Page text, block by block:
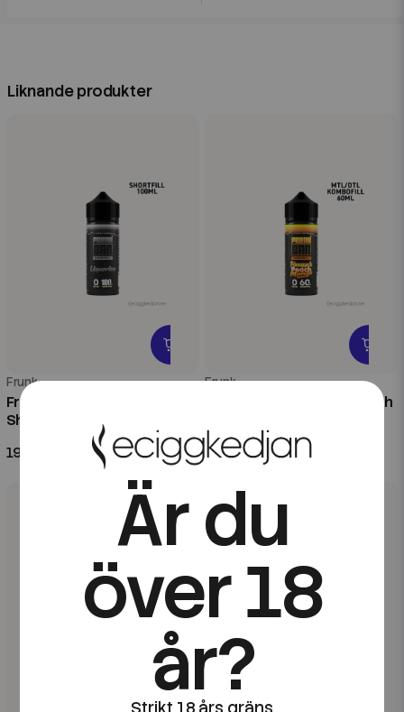
Liknande produkter
Frunk
Frunk Bar | Liquorice | 100ml
Shortfill
199 kr
Frunk
Frunk Bar | Pineapple Peach
199 kr
Är du
över 18
år?